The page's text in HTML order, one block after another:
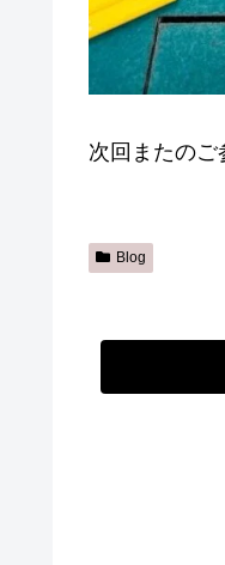
次回またのご
Blog